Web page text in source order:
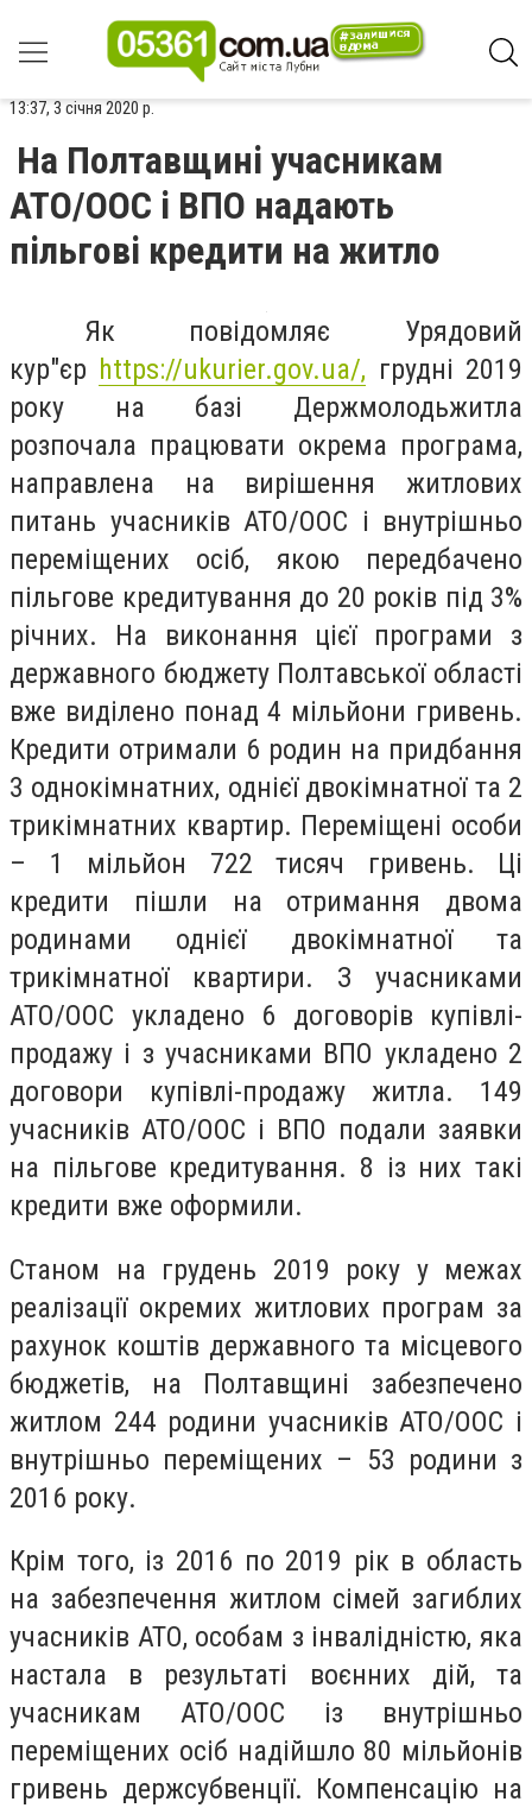
13:37, 3 січня 2020 р.
На Полтавщині учасникам
АТО/ООС і ВПО надають
пільгові кредити на житло
Як повідомляє Урядовий
кур"єр https://ukurier.gov.ua/, грудні 2019
року на базі Держмолодьжитла
розпочала працювати окрема програма,
направлена на вирішення житлових
питань учасників АТО/ООС і внутрішньо
переміщених осіб, якою передбачено
пільгове кредитування до 20 років під 3%
річних. На виконання цієї програми з
державного бюджету Полтавської області
вже виділено понад 4 мільйони гривень.
Кредити отримали 6 родин на придбання
3 однокімнатних, однієї двокімнатної та 2
трикімнатних квартир. Переміщені особи
– 1 мільйон 722 тисяч гривень. Ці
кредити пішли на отримання двома
родинами однієї двокімнатної та
трикімнатної квартири. З учасниками
АТО/ООС укладено 6 договорів купівлі-
продажу і з учасниками ВПО укладено 2
договори купівлі-продажу житла. 149
учасників АТО/ООС і ВПО подали заявки
на пільгове кредитування. 8 із них такі
кредити вже оформили.
Станом на грудень 2019 року у межах
реалізації окремих житлових програм за
рахунок коштів державного та місцевого
бюджетів, на Полтавщині забезпечено
житлом 244 родини учасників АТО/ООС і
внутрішньо переміщених – 53 родини з
2016 року.
Крім того, із 2016 по 2019 рік в область
на забезпечення житлом сімей загиблих
учасників АТО, особам з інвалідністю, яка
настала в результаті воєнних дій, та
учасникам АТО/ООС із внутрішньо
переміщених осіб надійшло 80 мільйонів
гривень держсубвенції. Компенсацію на